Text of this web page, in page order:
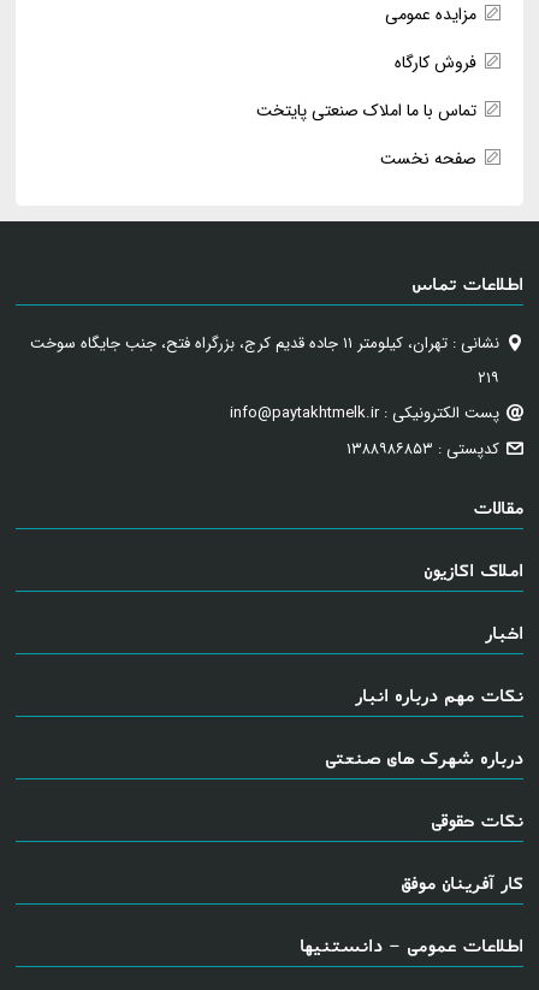
مزایده عمومی
فروش کارگاه
تماس با ما املاک صنعتی پایتخت
صفحه نخست
اطلاعات تماس
نشانی : تهران، کیلومتر ۱۱ جاده قدیم کرج، بزرگراه فتح، جنب جایگاه سوخت
۲۱۹
پست الکترونیکی : info@paytakhtmelk.ir
کدپستی : ۱۳۸۸۹۸۶۸۵۳
مقالات
املاک اکازیون
اخبار
نکات مهم درباره انبار
درباره شهرک های صنعتی
نکات حقوقی
کار آفرینان موفق
اطلاعات عمومی - دانستنیها